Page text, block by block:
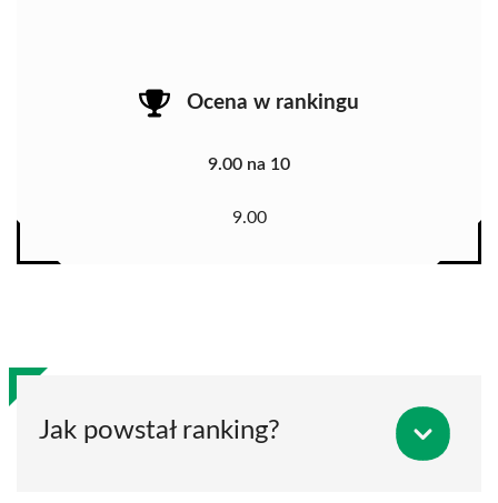
Ocena w rankingu
9.00 na 10
9.00
Jak powstał ranking?